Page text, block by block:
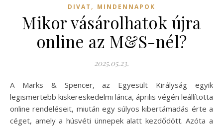
DIVAT , MINDENNAPOK
Mikor vásárolhatok újra
online az M&S-nél?
2025.05.23.
A Marks & Spencer, az Egyesült Királyság egyik
legismertebb kiskereskedelmi lánca, április végén leállította
online rendeléseit, miután egy súlyos kibertámadás érte a
céget, amely a húsvéti ünnepek alatt kezdődött. Azóta a